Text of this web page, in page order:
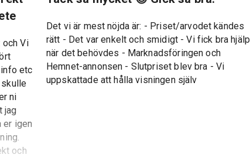
och Vi
etc
ni
jag
er igen
och
Det vi är mest nöjda är: - Priset/arvodet kändes
rätt - Det var enkelt och smidigt - Vi fick bra hjälp
när det behövdes - Marknadsföringen och
Hemnet-annonsen - Slutpriset blev bra - Vi
uppskattade att hålla visningen själv